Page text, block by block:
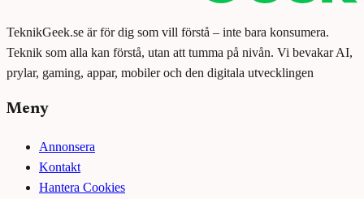
TeknikGeek.se är för dig som vill förstå – inte bara konsumera.
Teknik som alla kan förstå, utan att tumma på nivån. Vi bevakar AI,
prylar, gaming, appar, mobiler och den digitala utvecklingen
Meny
Annonsera
Kontakt
Hantera Cookies